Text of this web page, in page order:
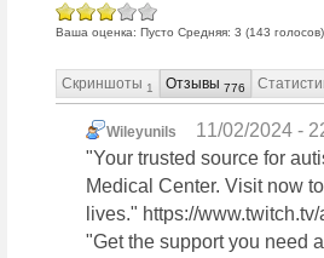
Ваша оценка: Пусто Средняя: 3 (143 голосов)
Скриншоты 1 Отзывы 776
Wileyunils
11/02/2024 -
"Your trusted source for
Medical Center. Visit now
lives." https://
"Get the support you need